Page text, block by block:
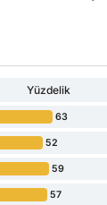
Yüzdelik
63
52
59
57